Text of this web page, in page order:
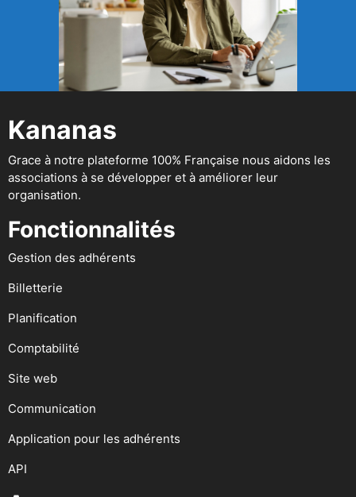
Kananas
Grace à notre plateforme 100% Française nous aidons les
associations à se développer et à améliorer leur
organisation.
Fonctionnalités
Gestion des adhérents
Billetterie
Planification
Comptabilité
Site web
Communication
Application pour les adhérents
API